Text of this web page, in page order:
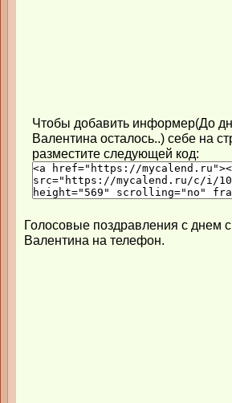
Чтобы добавить информер(До
Валентина осталось..) себе на
разместите следующей код:
Голосовые поздравления с днем
Валентина на телефон.